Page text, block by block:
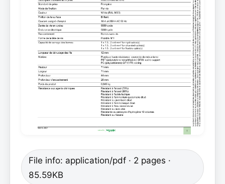
File info: application/pdf · 2 pages ·
85.59KB